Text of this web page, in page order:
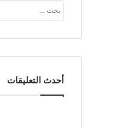
أحدث التعليقات